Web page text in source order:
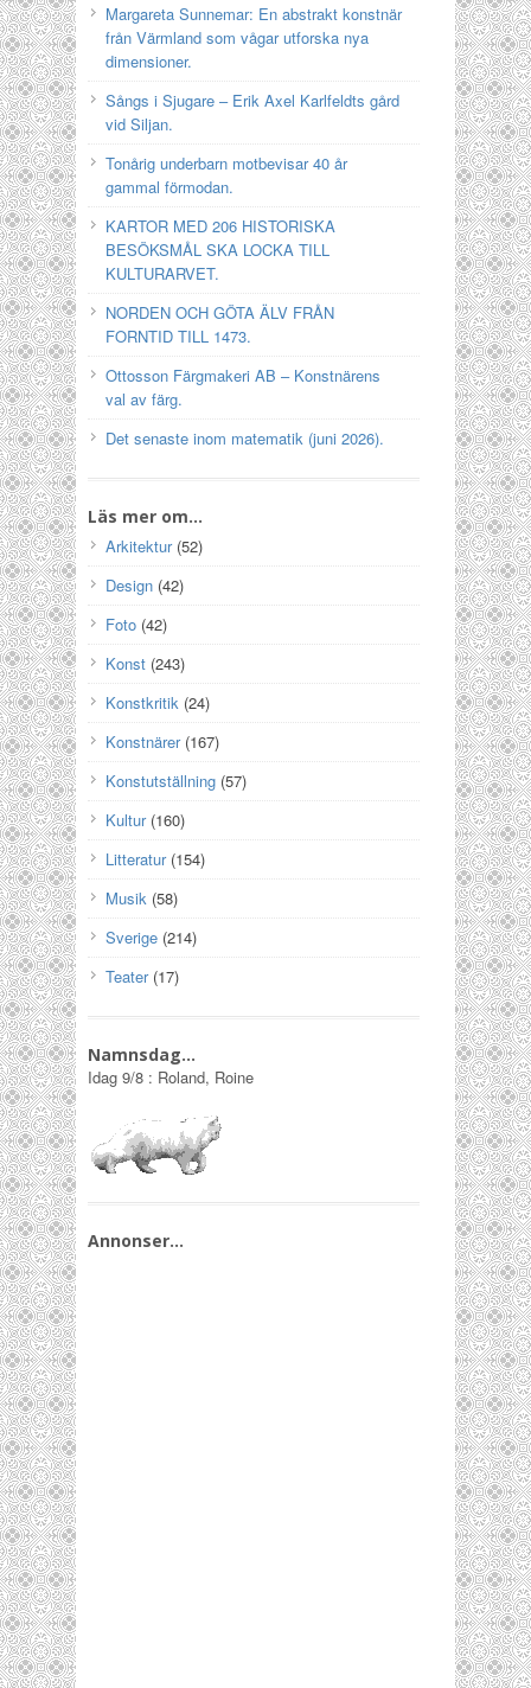
Margareta Sunnemar: En abstrakt konstnär
från Värmland som vågar utforska nya
dimensioner.
Sångs i Sjugare – Erik Axel Karlfeldts gård
vid Siljan.
Tonårig underbarn motbevisar 40 år
gammal förmodan.
KARTOR MED 206 HISTORISKA
BESÖKSMÅL SKA LOCKA TILL
KULTURARVET.
NORDEN OCH GÖTA ÄLV FRÅN
FORNTID TILL 1473.
Ottosson Färgmakeri AB – Konstnärens
val av färg.
Det senaste inom matematik (juni 2026).
Läs mer om…
Arkitektur(52)
Design (42)
Foto (42)
Konst (243)
Konstkritik (24)
Konstnärer(167)
Konstutställning (57)
Kultur(160)
Litteratur(154)
Musik (58)
Sverige (214)
Teater(17)
Namnsdag…
Idag 9/8 : Roland, Roine
Annonser…